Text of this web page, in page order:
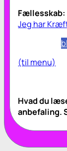
Fællesskab:
Jeg har
(til menu)
Hvad du
anbefaling.